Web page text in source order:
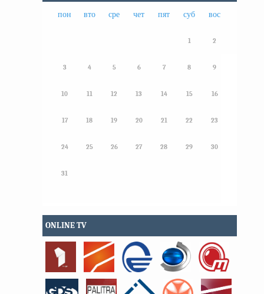
пон вто сре чет пят суб вос
1 2
3 4 5 6 7 8 9
10 11 12 13 14 15 16
17 18 19 20 21 22 23
24 25 26 27 28 29 30
31
ONLINE TV